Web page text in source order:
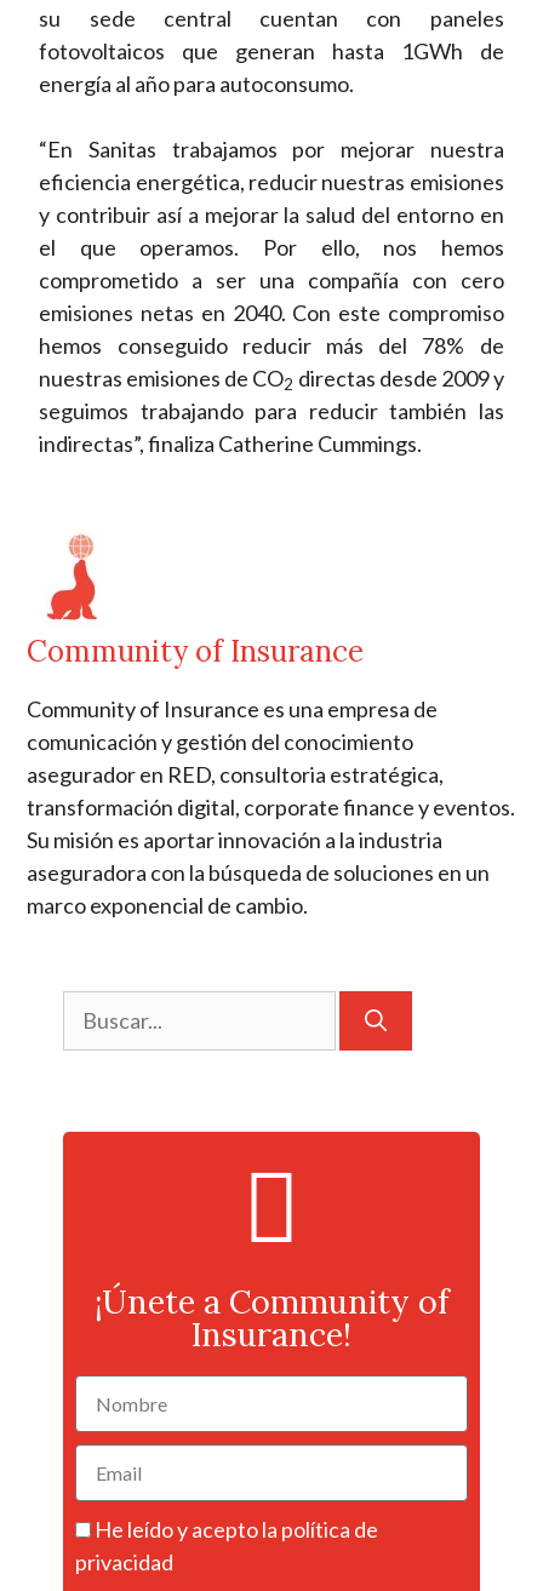
su sede central cuentan con paneles
fotovoltaicos que generan hasta 1GWh de
energía al año para autoconsumo.
“En Sanitas trabajamos por mejorar nuestra
eficiencia energética, reducir nuestras emisiones
y contribuir así a mejorar la salud del entorno en
el que operamos. Por ello, nos hemos
comprometido a ser una compañía con cero
emisiones netas en 2040. Con este compromiso
hemos conseguido reducir más del 78% de
nuestras emisiones de CO2 directas desde 2009 y
seguimos trabajando para reducir también las
indirectas”, finaliza Catherine Cummings.
Community of Insurance
Community of Insurance es una empresa de
comunicación y gestión del conocimiento
asegurador en RED, consultoria estratégica,
transformación digital, corporate finance y eventos.
Su misión es aportar innovación a la industria
aseguradora con la búsqueda de soluciones en un
marco exponencial de cambio.
¡Únete a Community of
Insurance!
He leído y acepto la política de
privacidad